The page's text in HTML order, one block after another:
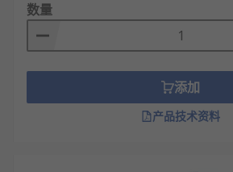
数量
添加
产品技术资料